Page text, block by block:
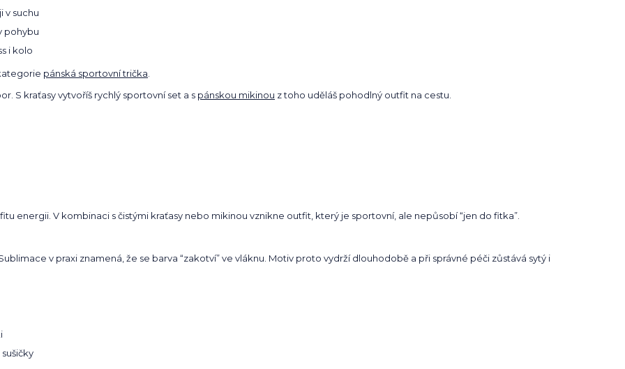
v suchu
pohybu
i kolo
pánská sportovní trička
S kraťasy vytvoříš rychlý sportovní set a s pánskou mikinou z toho uděláš pohodlný outfit na cestu.
energii. V kombinaci s čistými kraťasy nebo mikinou vznikne outfit, který je sportovní, ale nepůsobí “jen do fitka”.
v praxi znamená, že se barva “zakotví” ve vláknu. Motiv proto vydrží dlouhodobě a při správné péči zůstává sytý i